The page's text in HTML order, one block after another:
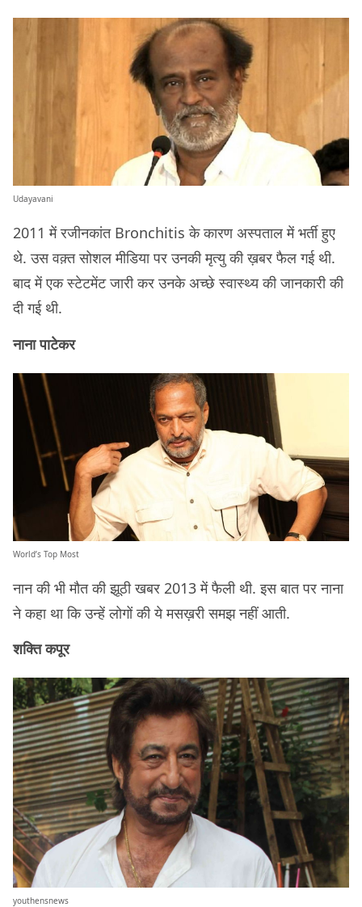
Udayavani
2011 में रजीनकांत Bronchitis के कारण अस्पताल में भर्ती हुए
थे. उस वक़्त सोशल मीडिया पर उनकी मृत्यु की ख़बर फैल गई थी.
बाद में एक स्टेटमेंट जारी कर उनके अच्छे स्वास्थ्य की जानकारी की
दी गई थी.
नाना पाटेकर
World’s Top Most
नान की भी मौत की झूठी खबर 2013 में फैली थी. इस बात पर नाना
ने कहा था कि उन्हें लोगों की ये मसख़री समझ नहीं आती.
शक्ति कपूर
youthensnews